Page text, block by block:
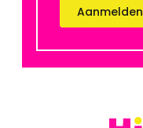
Aanmelden